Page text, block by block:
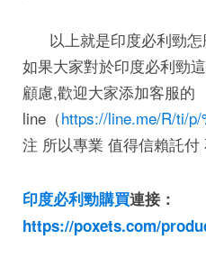
以上就是印度必利勁怎
如果大家對於印度必利勁
顧慮,歡迎大家添加客服的
line（https://line.me/R/ti/
注 所以專業 值得信賴託付
印度必利勁購買連接：
https://poxets.com/